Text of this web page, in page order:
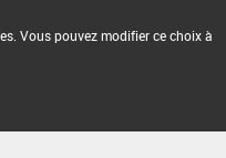
Vous pouvez modifier ce choix à